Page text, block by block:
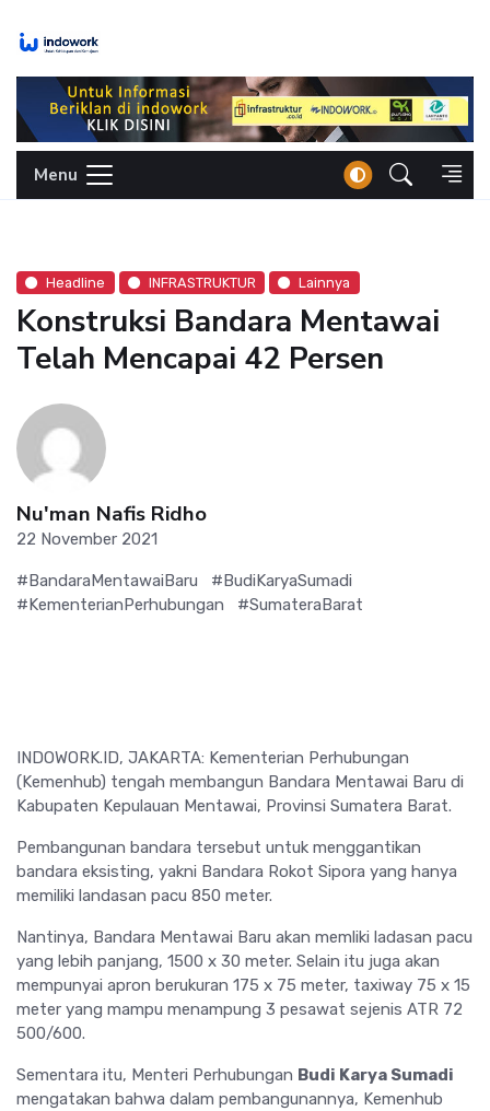
Menu
Headline INFRASTRUKTUR Lainnya
Konstruksi Bandara Mentawai
Telah Mencapai 42 Persen
Nu'man Nafis Ridho
22 November 2021
#BandaraMentawaiBaru
#BudiKaryaSumadi
#KementerianPerhubungan
#SumateraBarat
INDOWORK.ID, JAKARTA: Kementerian Perhubungan
(Kemenhub) tengah membangun Bandara Mentawai Baru di
Kabupaten Kepulauan Mentawai, Provinsi Sumatera Barat.
Pembangunan bandara tersebut untuk menggantikan
bandara eksisting, yakni Bandara Rokot Sipora yang hanya
memiliki landasan pacu 850 meter.
Nantinya, Bandara Mentawai Baru akan memliki ladasan pacu
yang lebih panjang, 1500 x 30 meter. Selain itu juga akan
mempunyai apron berukuran 175 x 75 meter, taxiway 75 x 15
meter yang mampu menampung 3 pesawat sejenis ATR 72
500/600.
Sementara itu, Menteri Perhubungan Budi Karya Sumadi
mengatakan bahwa dalam pembangunannya, Kemenhub